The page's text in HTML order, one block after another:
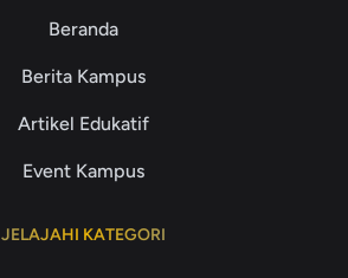
Beranda
Berita Kampus
Artikel Edukatif
Event Kampus
JELAJAHI KATEGORI